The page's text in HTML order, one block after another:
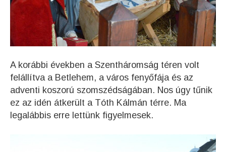
A korábbi években a Szentháromság téren volt
felállítva a Betlehem, a város fenyőfája és az
adventi koszorú szomszédságában. Nos úgy tűnik
ez az idén átkerült a Tóth Kálmán térre. Ma
legalábbis erre lettünk figyelmesek.